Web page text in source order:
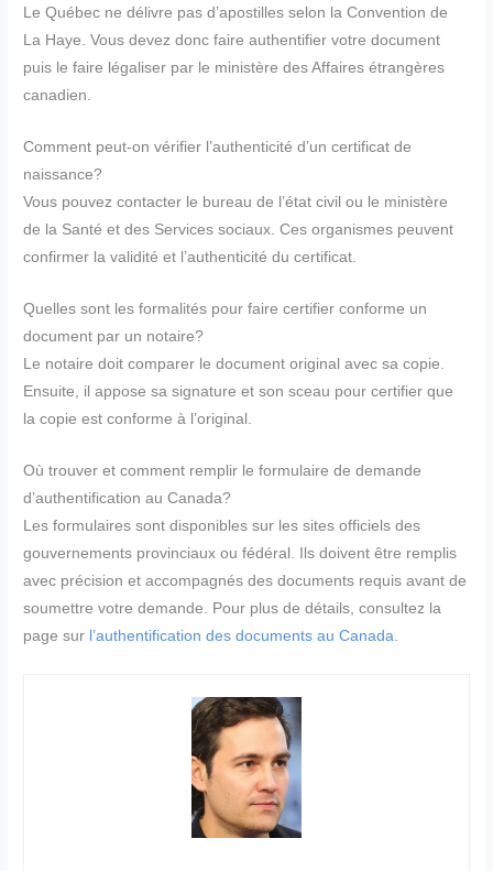
Le Québec ne délivre pas d’apostilles selon la Convention de
La Haye. Vous devez donc faire authentifier votre document
puis le faire légaliser par le ministère des Affaires étrangères
canadien.
Comment peut-on vérifier l’authenticité d’un certificat de
naissance?
Vous pouvez contacter le bureau de l’état civil ou le ministère
de la Santé et des Services sociaux. Ces organismes peuvent
confirmer la validité et l’authenticité du certificat.
Quelles sont les formalités pour faire certifier conforme un
document par un notaire?
Le notaire doit comparer le document original avec sa copie.
Ensuite, il appose sa signature et son sceau pour certifier que
la copie est conforme à l’original.
Où trouver et comment remplir le formulaire de demande
d’authentification au Canada?
Les formulaires sont disponibles sur les sites officiels des
gouvernements provinciaux ou fédéral. Ils doivent être remplis
avec précision et accompagnés des documents requis avant de
soumettre votre demande. Pour plus de détails, consultez la
page sur l’authentification des documents au Canada